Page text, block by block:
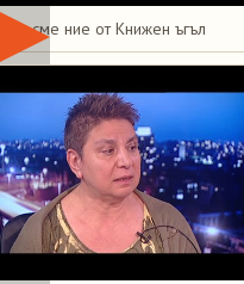
Това сме ние от Книжен ъгъл